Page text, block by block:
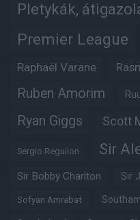
Pletykák,
Premier League
Raphaël Varane
Ruben Amorim
Ryan Giggs Scott
Sergio Reguilon Sir
Sir Bobby Charlton Sir
Sofyan Amrabat